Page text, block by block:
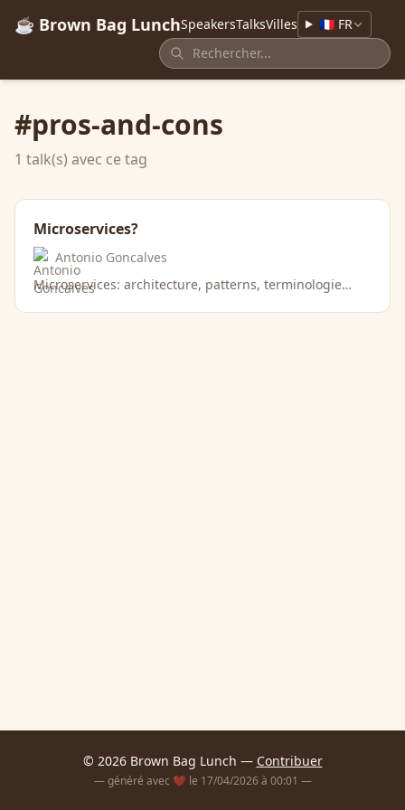
☕ Brown Bag LunchSpeakersTalksVilles 🇫🇷 FR
#pros-and-cons
1 talk(s) avec ce tag
Microservices?
Antonio Goncalves
Microservices: architecture, patterns, terminologie…
© 2026 Brown Bag Lunch — Contribuer
— généré avec ❤️ le 17/04/2026 à 00:01 —